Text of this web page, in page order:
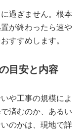
過ぎません。根本
が終わったら速や
すすめします。
目安と内容
や工事の規模によ
済むのか、あるい
のかは、現地で詳